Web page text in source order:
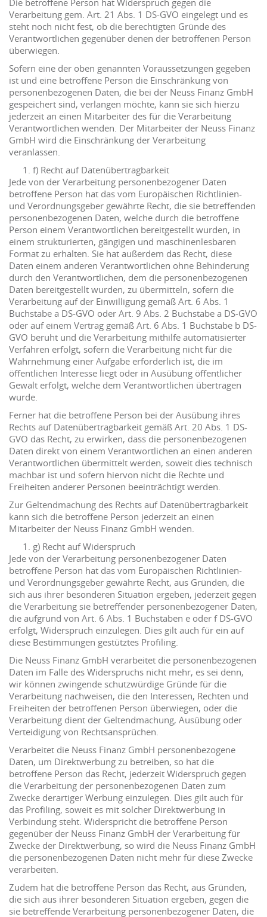
Die betroffene Person hat Widerspruch gegen die
Verarbeitung gem. Art. 21 Abs. 1 DS-GVO eingelegt und es
steht noch nicht fest, ob die berechtigten Gründe des
Verantwortlichen gegenüber denen der betroffenen Person
überwiegen.
Sofern eine der oben genannten Voraussetzungen gegeben
ist und eine betroffene Person die Einschränkung von
personenbezogenen Daten, die bei der Neuss Finanz GmbH
gespeichert sind, verlangen möchte, kann sie sich hierzu
jederzeit an einen Mitarbeiter des für die Verarbeitung
Verantwortlichen wenden. Der Mitarbeiter der Neuss Finanz
GmbH wird die Einschränkung der Verarbeitung
veranlassen.
f) Recht auf Datenübertragbarkeit
Jede von der Verarbeitung personenbezogener Daten
betroffene Person hat das vom Europäischen Richtlinien-
und Verordnungsgeber gewährte Recht, die sie betreffenden
personenbezogenen Daten, welche durch die betroffene
Person einem Verantwortlichen bereitgestellt wurden, in
einem strukturierten, gängigen und maschinenlesbaren
Format zu erhalten. Sie hat außerdem das Recht, diese
Daten einem anderen Verantwortlichen ohne Behinderung
durch den Verantwortlichen, dem die personenbezogenen
Daten bereitgestellt wurden, zu übermitteln, sofern die
Verarbeitung auf der Einwilligung gemäß Art. 6 Abs. 1
Buchstabe a DS-GVO oder Art. 9 Abs. 2 Buchstabe a DS-GVO
oder auf einem Vertrag gemäß Art. 6 Abs. 1 Buchstabe b DS-
GVO beruht und die Verarbeitung mithilfe automatisierter
Verfahren erfolgt, sofern die Verarbeitung nicht für die
Wahrnehmung einer Aufgabe erforderlich ist, die im
öffentlichen Interesse liegt oder in Ausübung öffentlicher
Gewalt erfolgt, welche dem Verantwortlichen übertragen
wurde.
Ferner hat die betroffene Person bei der Ausübung ihres
Rechts auf Datenübertragbarkeit gemäß Art. 20 Abs. 1 DS-
GVO das Recht, zu erwirken, dass die personenbezogenen
Daten direkt von einem Verantwortlichen an einen anderen
Verantwortlichen übermittelt werden, soweit dies technisch
machbar ist und sofern hiervon nicht die Rechte und
Freiheiten anderer Personen beeinträchtigt werden.
Zur Geltendmachung des Rechts auf Datenübertragbarkeit
kann sich die betroffene Person jederzeit an einen
Mitarbeiter der Neuss Finanz GmbH wenden.
g) Recht auf Widerspruch
Jede von der Verarbeitung personenbezogener Daten
betroffene Person hat das vom Europäischen Richtlinien-
und Verordnungsgeber gewährte Recht, aus Gründen, die
sich aus ihrer besonderen Situation ergeben, jederzeit gegen
die Verarbeitung sie betreffender personenbezogener Daten,
die aufgrund von Art. 6 Abs. 1 Buchstaben e oder f DS-GVO
erfolgt, Widerspruch einzulegen. Dies gilt auch für ein auf
diese Bestimmungen gestütztes Profiling.
Die Neuss Finanz GmbH verarbeitet die personenbezogenen
Daten im Falle des Widerspruchs nicht mehr, es sei denn,
wir können zwingende schutzwürdige Gründe für die
Verarbeitung nachweisen, die den Interessen, Rechten und
Freiheiten der betroffenen Person überwiegen, oder die
Verarbeitung dient der Geltendmachung, Ausübung oder
Verteidigung von Rechtsansprüchen.
Verarbeitet die Neuss Finanz GmbH personenbezogene
Daten, um Direktwerbung zu betreiben, so hat die
betroffene Person das Recht, jederzeit Widerspruch gegen
die Verarbeitung der personenbezogenen Daten zum
Zwecke derartiger Werbung einzulegen. Dies gilt auch für
das Profiling, soweit es mit solcher Direktwerbung in
Verbindung steht. Widerspricht die betroffene Person
gegenüber der Neuss Finanz GmbH der Verarbeitung für
Zwecke der Direktwerbung, so wird die Neuss Finanz GmbH
die personenbezogenen Daten nicht mehr für diese Zwecke
verarbeiten.
Zudem hat die betroffene Person das Recht, aus Gründen,
die sich aus ihrer besonderen Situation ergeben, gegen die
sie betreffende Verarbeitung personenbezogener Daten, die